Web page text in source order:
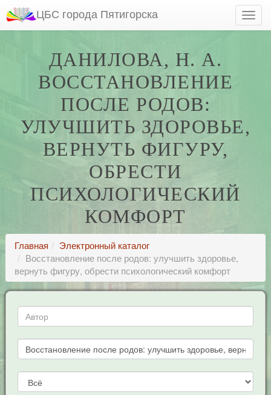
ЦБС города Пятигорска
ДАНИЛОВА, Н. А.
ВОССТАНОВЛЕНИЕ
ПОСЛЕ РОДОВ:
УЛУЧШИТЬ ЗДОРОВЬЕ,
ВЕРНУТЬ ФИГУРУ,
ОБРЕСТИ
ПСИХОЛОГИЧЕСКИЙ
КОМФОРТ
Главная
Электронный каталог
Восстановление после родов: улучшить здоровье,
вернуть фигуру, обрести психологический комфорт